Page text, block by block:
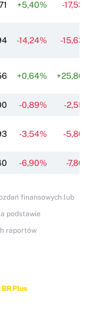
+5,40% -
-14,24% -
+0,64%
-0,89% -
-3,54% -
-6,90% -
finansowych lub
podstawie
raportów
Plus